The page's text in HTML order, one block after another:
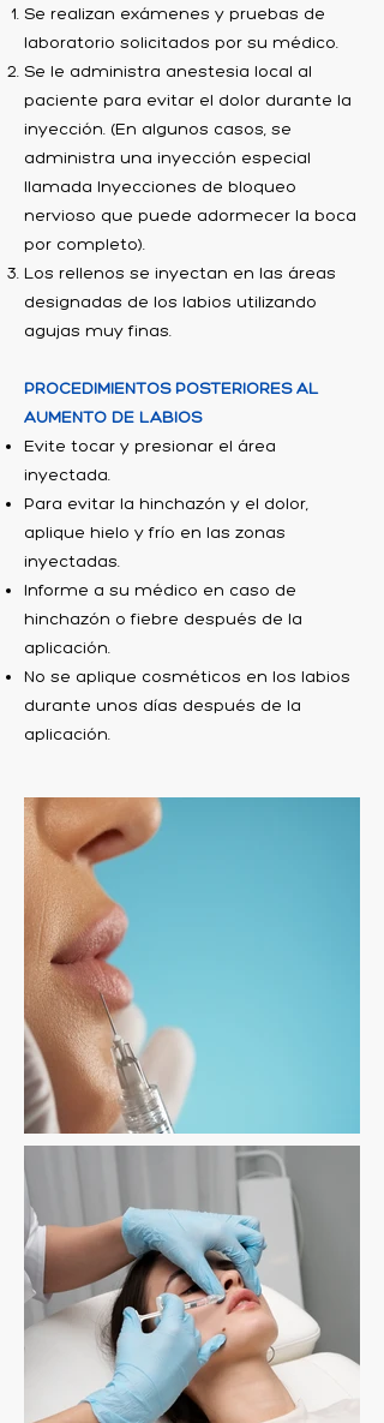
Se realizan exámenes y pruebas de
laboratorio solicitados por su médico.
Se le administra anestesia local al
paciente para evitar el dolor durante la
inyección. (En algunos casos, se
administra una inyección especial
llamada Inyecciones de bloqueo
nervioso que puede adormecer la boca
por completo).
Los rellenos se inyectan en las áreas
designadas de los labios utilizando
agujas muy finas.
PROCEDIMIENTOS POSTERIORES AL
AUMENTO DE LABIOS
Evite tocar y presionar el área
inyectada.
Para evitar la hinchazón y el dolor,
aplique hielo y frío en las zonas
inyectadas.
Informe a su médico en caso de
hinchazón o fiebre después de la
aplicación.
No se aplique cosméticos en los labios
durante unos días después de la
aplicación.